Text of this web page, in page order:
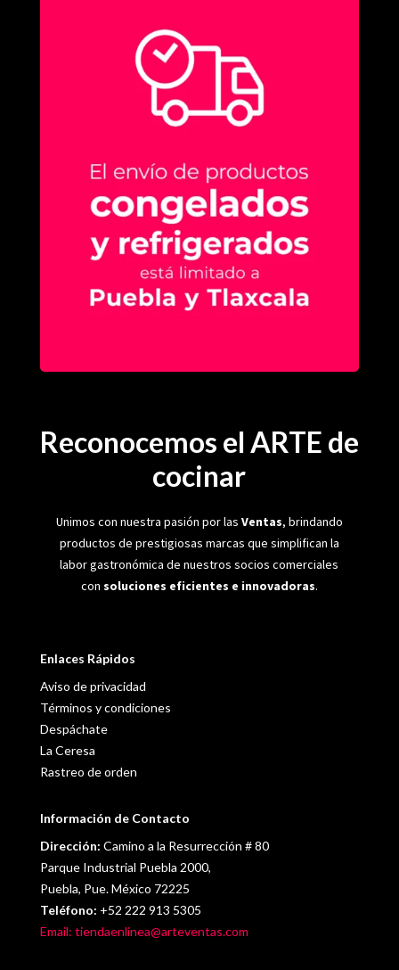
Reconocemos el ARTE de
cocinar
Unimos con nuestra pasión por las Ventas, brindando
productos de prestigiosas marcas que simplifican la
labor gastronómica de nuestros socios comerciales
con soluciones eficientes e innovadoras.
Enlaces Rápidos
Aviso de privacidad
Términos y condiciones
Despáchate
La Ceresa
Rastreo de orden
Información de Contacto
Dirección: Camino a la Resurrección # 80
Parque Industrial Puebla 2000,
Puebla, Pue. México 72225
Teléfono: +52 222 913 5305
Email: tiendaenlinea@arteventas.com